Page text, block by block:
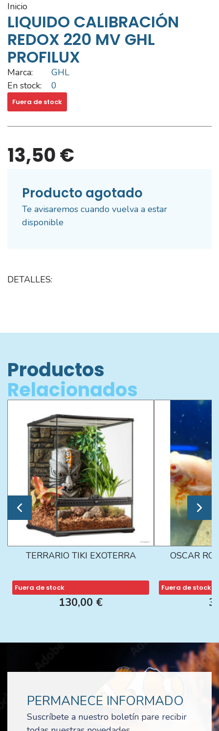
inicio
LIQUIDO CALIBRACIÓN
REDOX 220 MV GHL
PROFILUX
Marca:
GHL
En stock:
0
Fuera de stock
13,50 €
Producto agotado
Te avisaremos cuando vuelva a estar
disponible
DETALLES:
Productos
Relacionados
TERRARIO TIKI EXOTERRA
Fuera de stock
130,00 €
OSCAR
Fuera de stock
PERMANECE INFORMADO
Suscríbete a nuestro boletín pare recibir